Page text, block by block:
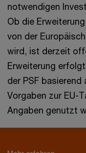
notwendigen
Ob die
von der
wird, ist derzeit
Erweiterung
der PSF
Vorgaben zur EU-
Angaben genutzt